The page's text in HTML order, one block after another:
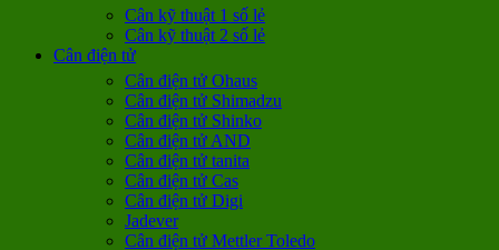
Cân kỹ thuật 1 số lẻ
Cân kỹ thuật 2 số lẻ
Cân điện tử
Cân điện tử Ohaus
Cân điện tử Shimadzu
Cân điện tử Shinko
Cân điện tử AND
Cân điện tử tanita
Cân điện tử Cas
Cân điện tử Digi
Jadever
Cân điện tử Mettler Toledo